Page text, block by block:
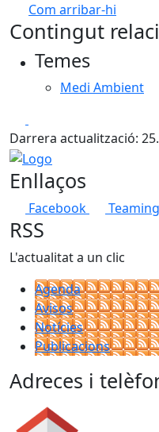
Com arribar-hi
+
Contingut
Temes
Medi Ambient
Darrera actualització:
Logo
Enllaços
Facebook Teaming
RSS
L'actualitat a un clic
Agenda
Avisos
Notícies
Publicacions
Adreces i